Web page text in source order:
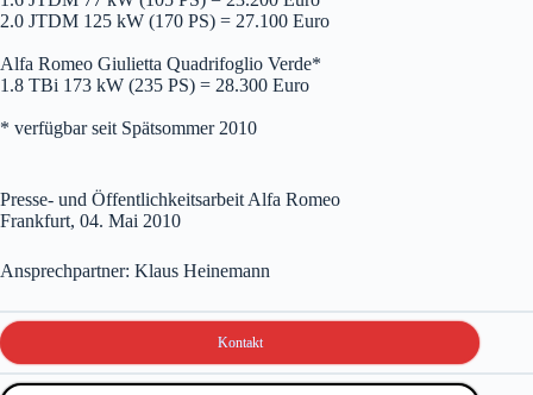
2.0 JTDM 125 kW (170 PS) = 27.100 Euro
Alfa Romeo Giulietta Quadrifoglio Verde*
1.8 TBi 173 kW (235 PS) = 28.300 Euro
* verfügbar seit Spätsommer 2010
Presse- und Öffentlichkeitsarbeit Alfa Romeo
Frankfurt, 04. Mai 2010
Ansprechpartner: Klaus Heinemann
Kontakt